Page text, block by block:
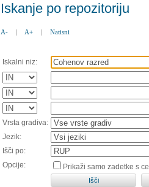
Iskanje po repozitoriju
A- | A+ | Natisni
Iskalni niz:
Vrsta gradiva:
Jezik:
Išči po:
Opcije:
Prikaži samo zadetke s